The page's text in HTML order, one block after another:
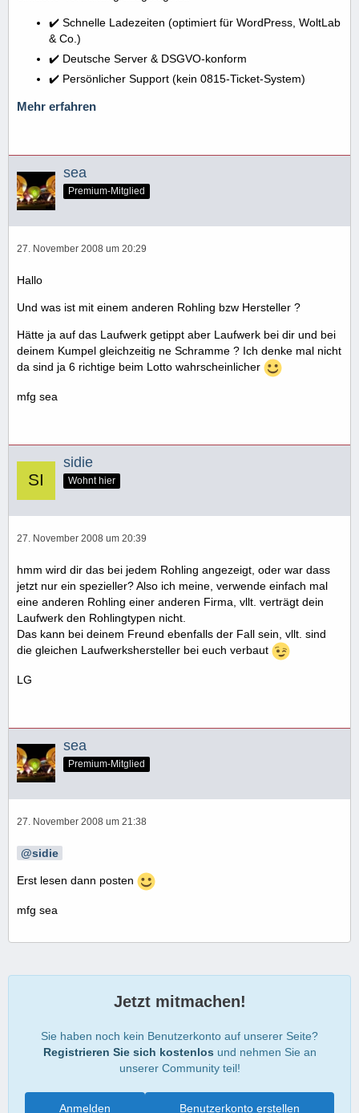
✔️ Schnelle Ladezeiten (optimiert für WordPress, WoltLab
& Co.)
✔️ Deutsche Server & DSGVO-konform
✔️ Persönlicher Support (kein 0815-Ticket-System)
Mehr erfahren
sea
Premium-Mitglied
27. November 2008 um 20:29
Hallo
Und was ist mit einem anderen Rohling bzw Hersteller ?
Hätte ja auf das Laufwerk getippt aber Laufwerk bei dir und bei
deinem Kumpel gleichzeitig ne Schramme ? Ich denke mal nicht
da sind ja 6 richtige beim Lotto wahrscheinlicher
mfg sea
sidie
Wohnt hier
27. November 2008 um 20:39
hmm wird dir das bei jedem Rohling angezeigt, oder war dass
jetzt nur ein spezieller? Also ich meine, verwende einfach mal
eine anderen Rohling einer anderen Firma, vllt. verträgt dein
Laufwerk den Rohlingtypen nicht.
Das kann bei deinem Freund ebenfalls der Fall sein, vllt. sind
die gleichen Laufwerkshersteller bei euch verbaut
LG
sea
Premium-Mitglied
27. November 2008 um 21:38
sidie
Erst lesen dann posten
mfg sea
Jetzt mitmachen!
Sie haben noch kein Benutzerkonto auf unserer Seite?
Registrieren Sie sich kostenlos und nehmen Sie an
unserer Community teil!
Benutzerkonto erstellen
Anmelden